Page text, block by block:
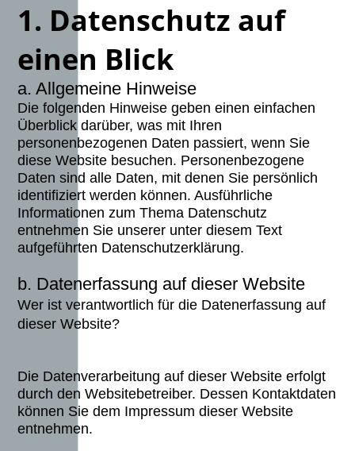
1. Datenschutz auf
einen Blick
a. Allgemeine Hinweise
Die folgenden Hinweise geben einen einfachen
Überblick darüber, was mit Ihren
personenbezogenen Daten passiert, wenn Sie
diese Website besuchen. Personenbezogene
Daten sind alle Daten, mit denen Sie persönlich
identifiziert werden können. Ausführliche
Informationen zum Thema Datenschutz
entnehmen Sie unserer unter diesem Text
aufgeführten Datenschutzerklärung.
b. Datenerfassung auf dieser Website
Wer ist verantwortlich für die Datenerfassung auf
dieser Website?
Die Datenverarbeitung auf dieser Website erfolgt
durch den Websitebetreiber. Dessen Kontaktdaten
können Sie dem Impressum dieser Website
entnehmen.